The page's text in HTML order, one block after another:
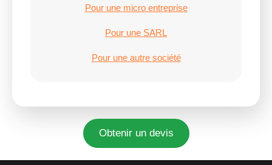
Pour une micro entreprise
Pour une SARL
Pour une autre société
Obtenir un devis